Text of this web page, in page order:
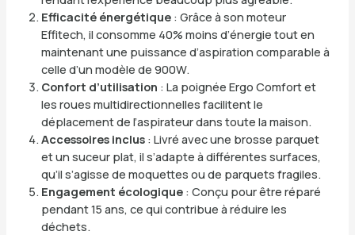
Efficacité énergétique: Grâce à son moteur
Effitech, il consomme 40% moins d’énergie tout en
maintenant une puissance d’aspiration comparable à
celle d’un modèle de 900W.
Confort d’utilisation : La poignée Ergo Comfort et
les roues multidirectionnelles facilitent le
déplacement de l’aspirateur dans toute la maison.
Accessoires inclus: Livré avec une brosse parquet
et un suceur plat, il s’adapte à différentes surfaces,
qu’il s’agisse de moquettes ou de parquets fragiles.
Engagement écologique: Conçu pour être réparé
pendant 15 ans, ce qui contribue à réduire les
déchets.